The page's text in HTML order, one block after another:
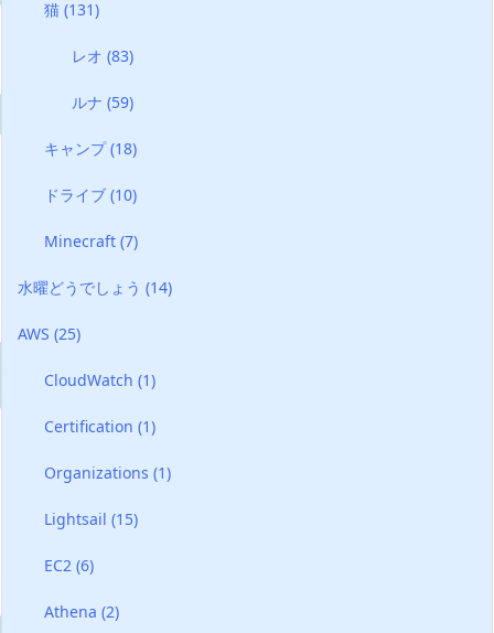
猫(131)
レオ (83)
ルナ (59)
キャンプ(18)
ドライブ(10)
Minecraft(7)
水曜どうでしょう (14)
AWS (25)
CloudWatch(1)
Certification(1)
Organizations(1)
Lightsail(15)
EC2(6)
Athena(2)